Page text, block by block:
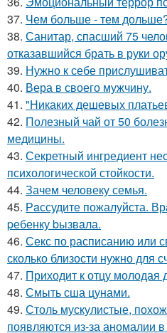
37. Чем больше - тем
38. Санитар, спасший 75
отказавшийся брать в руки
39. Нужно к себе
40. Вера в своего мужчину.
41. "Никаких дешевых
42. Полезный чай от 50
медицины.
43. Секретный ингредиент
психологической стойкости.
44. Зачем человеку семья.
45. Рaссудите пожалуйста.
pебенку bызвaла.
46. Секс по расписанию или
сколько близости нужно для
47. Приходит к отцу молодая
48. Смыть сша цунами.
49. Столь мускулистые,
появляются из-за аномалии